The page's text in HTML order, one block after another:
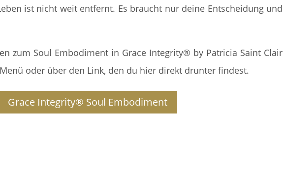
ist nicht weit entfernt. Es braucht nur deine Entscheidung und
zum Soul Embodiment in Grace Integrity® by Patricia Saint Clair
oder über den Link, den du hier direkt drunter findest.
Grace Integrity® Soul Embodiment